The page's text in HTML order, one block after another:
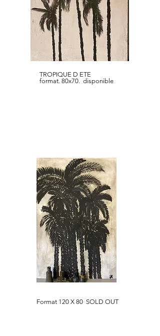
TROPIQUE D ETE
format. 80x70. disponible
Format 120 X 80 SOLD OUT